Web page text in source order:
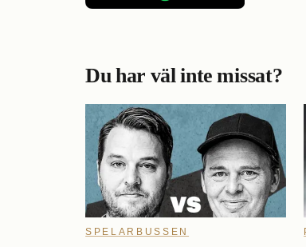
Du har väl inte missat?
SPELARBUSSEN